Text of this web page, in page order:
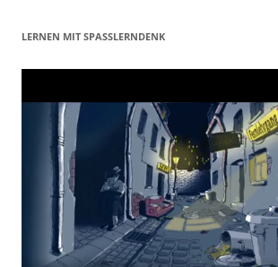
LERNEN MIT SPASSLERNDENK